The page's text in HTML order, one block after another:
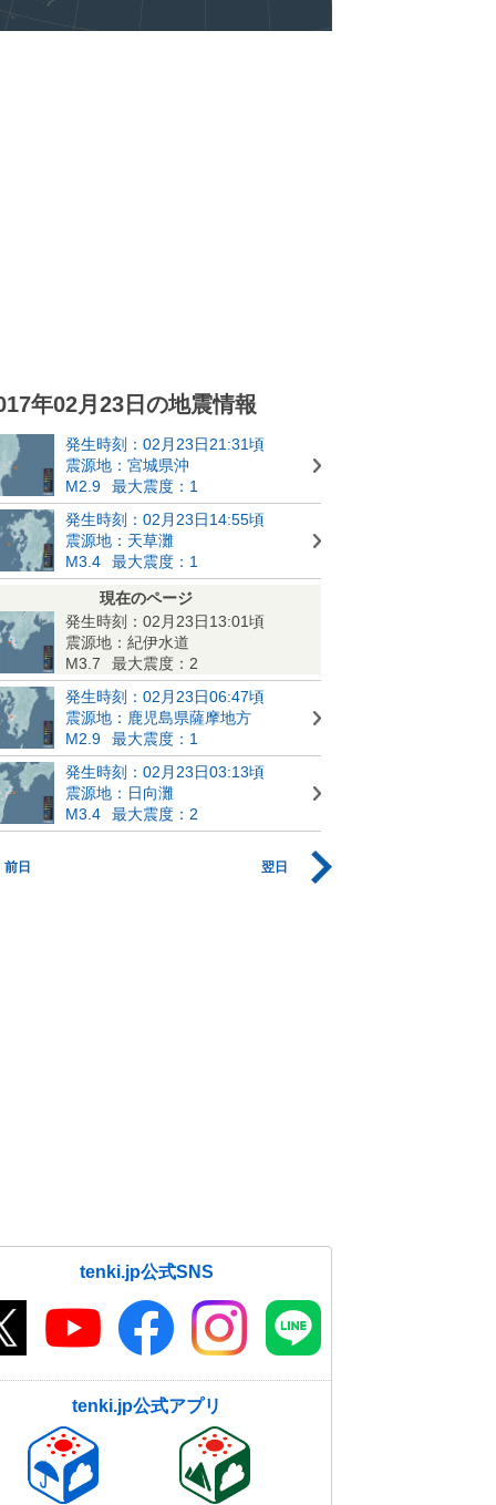
年02月23日の地震情報
発生時刻：02月23日21:31頃
震源地：宮城県沖
M2.9
最大震度：1
発生時刻：02月23日14:55頃
震源地：天草灘
M3.4
最大震度：1
現在のページ
発生時刻：02月23日13:01頃
震源地：紀伊水道
M3.7
最大震度：2
発生時刻：02月23日06:47頃
震源地：鹿児島県薩摩地方
M2.9
最大震度：1
発生時刻：02月23日03:13頃
震源地：日向灘
M3.4
最大震度：2
前日 翌日
tenki.jp公式SNS
tenki.jp公式アプリ